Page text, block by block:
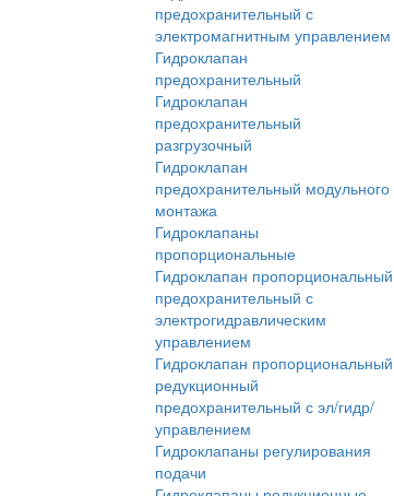
предохранительный с
электромагнитным управлением
Гидроклапан
предохранительный
Гидроклапан
предохранительный
разгрузочный
Гидроклапан
предохранительный модульного
монтажа
Гидроклапаны
пропорциональные
Гидроклапан пропорциональный
предохранительный с
электрогидравлическим
управлением
Гидроклапан пропорциональный
редукционный
предохранительный с эл/гидр/
управлением
Гидроклапаны регулирования
подачи